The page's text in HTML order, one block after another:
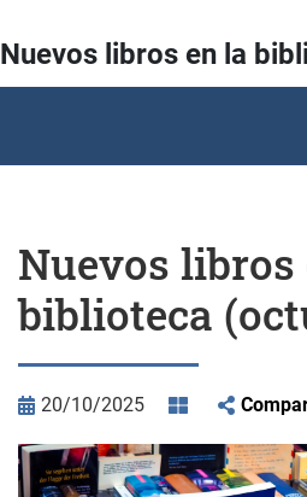
Nuevos libros en la
Nuevos libros
biblioteca
20/10/2025